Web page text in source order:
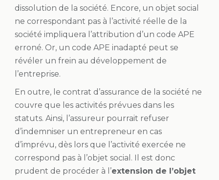
dissolution de la société. Encore, un objet social
ne correspondant pas à l’activité réelle de la
société impliquera l’attribution d’un code APE
erroné. Or, un code APE inadapté peut se
révéler un frein au développement de
l’entreprise.
En outre, le contrat d’assurance de la société ne
couvre que les activités prévues dans les
statuts. Ainsi, l’assureur pourrait refuser
d’indemniser un entrepreneur en cas
d’imprévu, dès lors que l’activité exercée ne
correspond pas à l’objet social. Il est donc
prudent de procéder à l’extension de l’objet